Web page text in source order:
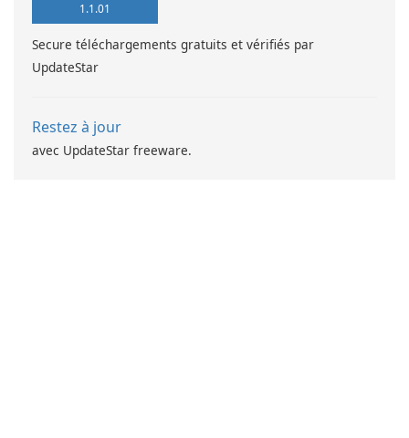
1.1.01
Secure téléchargements gratuits et vérifiés par
UpdateStar
Restez à jour
avec UpdateStar freeware.